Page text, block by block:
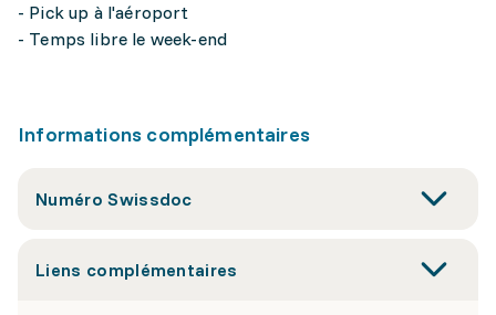
- Pick up à l'aéroport
- Temps libre le week-end
Informations complémentaires
Numéro Swissdoc
Liens complémentaires